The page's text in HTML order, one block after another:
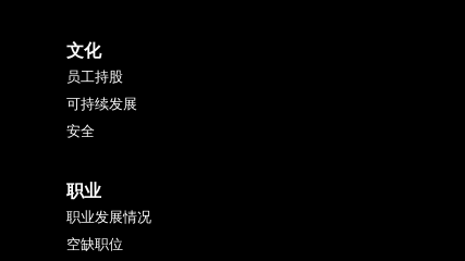
文化
员工持股
可持续发展
安全
职业
职业发展情况
空缺职位